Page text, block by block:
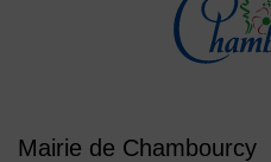
Mairie de Chambourcy